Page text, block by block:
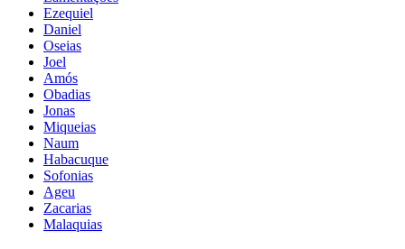
Ezequiel
Daniel
Oseias
Joel
Amós
Obadias
Jonas
Miqueias
Naum
Habacuque
Sofonias
Ageu
Zacarias
Malaquias